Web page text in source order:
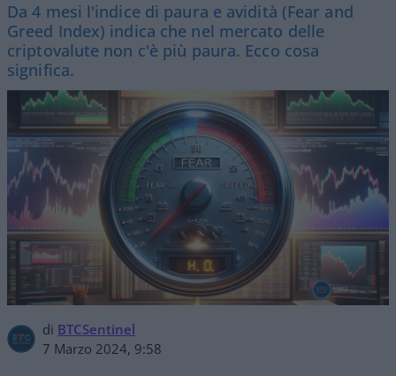
Da 4 mesi l'indice di paura e avidità (Fear and
Greed Index) indica che nel mercato delle
criptovalute non c'è più paura. Ecco cosa
significa.
di BTCSentinel
7 Marzo 2024, 9:58